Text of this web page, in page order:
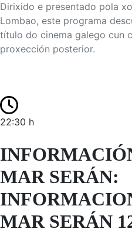
Dirixido e presentado pola
Lombao, este programa
título do cinema galego cun
proxección posterior.
22:30 h
MAR SERÁN:
MAR SERÁN